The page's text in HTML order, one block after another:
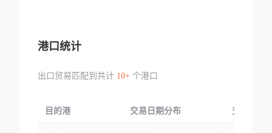
港口统计
出口贸易匹配到共计 10+个港口
目的港 交易日期分布 交易产品